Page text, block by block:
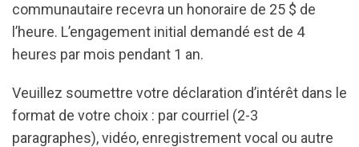
communautaire recevra un honoraire de 25 $ de
l’heure. L’engagement initial demandé est de 4
heures par mois pendant 1 an.
Veuillez soumettre votre déclaration d’intérêt dans le
format de votre choix : par courriel (2-3
paragraphes), vidéo, enregistrement vocal ou autre